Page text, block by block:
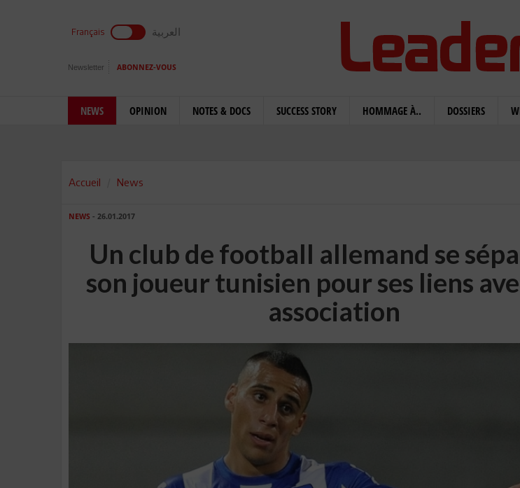
Français العربية
Newsletter ABONNEZ-VOUS
NEWS OPINION NOTES & DOCS SUCCESS STORY HOMMAGE À.. DOSSIERS
Accueil News
NEWS - 26.01.2017
Un club de football allemand se
son joueur tunisien pour ses liens
association